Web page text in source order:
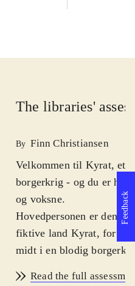
The libraries'
By Finn Christiansen
Velkommen til Kyrat, et
borgerkrig - og du er
og voksne.
Hovedpersonen er den
fiktive land Kyrat, for at
midt i en blodig
Read the full
Feedback